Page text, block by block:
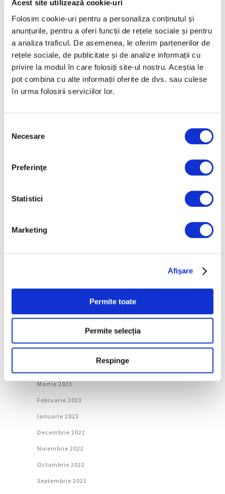
Acest site utilizează cookie-uri
Folosim cookie-uri pentru a personaliza conținutul și
anunțurile, pentru a oferi funcții de rețele sociale și pentru
a analiza traficul. De asemenea, le oferim partenerilor de
rețele sociale, de publicitate și de analize informații cu
privire la modul în care folosiți site-ul nostru. Aceștia le
pot combina cu alte informații oferite de dvs. sau culese
în urma folosirii serviciilor lor.
consimțământului
Necesare
Preferinţe
Statistici
Marketing
Afişare
Permite toate
Permite selecția
Respinge
Ianuarie 2025
Decembrie 2024
Noiembrie 2024
Octombrie 2024
Septembrie 2024
Aprilie 2024
Septembrie 2023
Iulie 2023
Martie 2023
Februarie 2023
Ianuarie 2023
Decembrie 2022
Noiembrie 2022
Octombrie 2022
Septembrie 2022